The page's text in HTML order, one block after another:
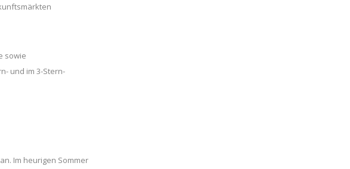
sowie
und im 3-Stern-
Im heurigen Sommer